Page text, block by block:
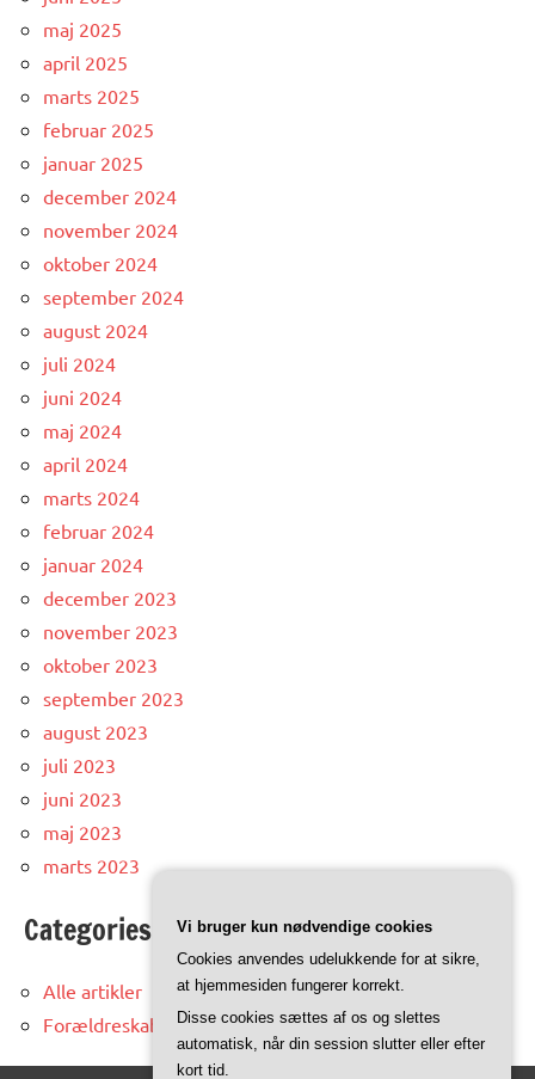
maj 2025
april 2025
marts 2025
februar 2025
januar 2025
december 2024
november 2024
oktober 2024
september 2024
august 2024
juli 2024
juni 2024
maj 2024
april 2024
marts 2024
februar 2024
januar 2024
december 2023
november 2023
oktober 2023
september 2023
august 2023
juli 2023
juni 2023
maj 2023
marts 2023
Categories
Alle artikler
Forældreskab
Vi bruger kun nødvendige cookies
Cookies anvendes udelukkende for at sikre,
at hjemmesiden fungerer korrekt.
Disse cookies sættes af os og slettes
automatisk, når din session slutter eller efter
kort tid.